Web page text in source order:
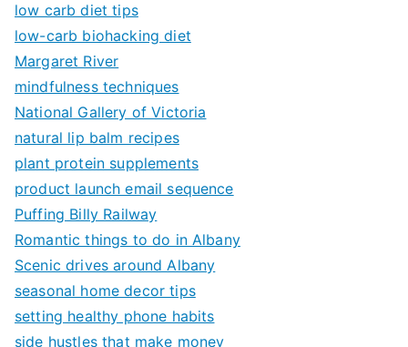
low carb diet tips
low-carb biohacking diet
Margaret River
mindfulness techniques
National Gallery of Victoria
natural lip balm recipes
plant protein supplements
product launch email sequence
Puffing Billy Railway
Romantic things to do in Albany
Scenic drives around Albany
seasonal home decor tips
setting healthy phone habits
side hustles that make money